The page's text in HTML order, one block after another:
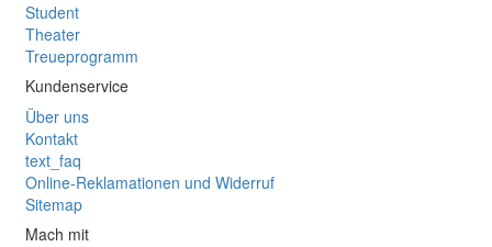
Student
Theater
Treueprogramm
Kundenservice
Über uns
Kontakt
text_faq
Online-Reklamationen und Widerruf
Sitemap
Mach mit